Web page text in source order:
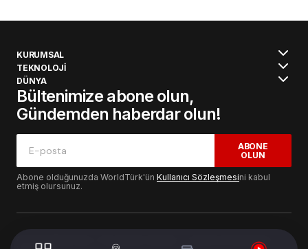
KURUMSAL
TEKNOLOJİ
DÜNYA
Bültenimize abone olun,
Gündemden haberdar olun!
ABONE
OLUN
Abone olduğunuzda WorldTürk'ün Kullanıcı Sözleşmesini kabul
etmiş olursunuz.
© 2024 WorldTurk. Tüm Hakları Saklıdır. - Tasarım & Geliştirme :